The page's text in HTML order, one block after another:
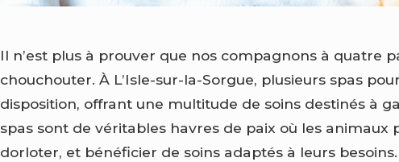
Il n’est plus à prouver que nos compagnons à quatre
chouchouter. À L’Isle-sur-la-Sorgue, plusieurs spas
disposition, offrant une multitude de soins destinés à
spas sont de véritables havres de paix où les animaux
dorloter, et bénéficier de soins adaptés à leurs